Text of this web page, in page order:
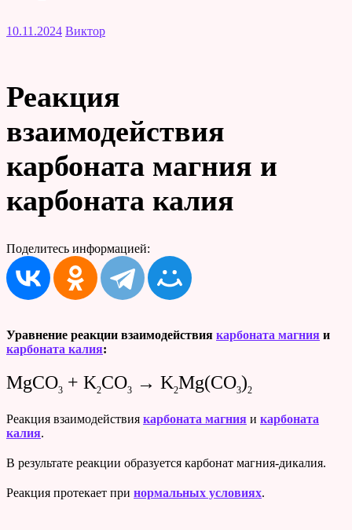
10.11.2024 Виктор
Реакция
взаимодействия
карбоната магния и
карбоната калия
Поделитесь информацией:
Уравнение реакции взаимодействия карбоната магния и
карбоната калия:
MgCO3 + K2CO3 → K2Mg(CO3)2
Реакция взаимодействия карбоната магния и карбоната
калия.
В результате реакции образуется карбонат магния-дикалия.
Реакция протекает при нормальных условиях.